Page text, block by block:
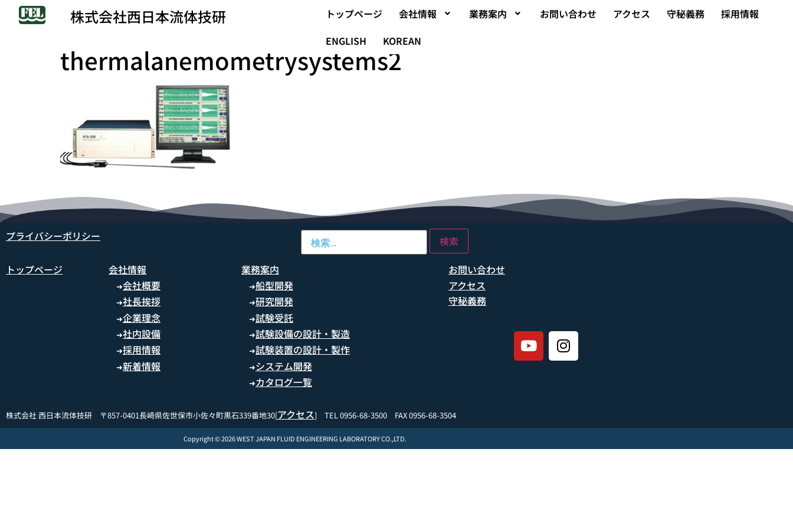
トップページ 会社情報 業務案内 お問い合わせ アクセス 守秘義務
採用情報
ENGLISH
KOREAN
株式会社西日本流体技研
thermalanemometrysystems2
プライバシーポリシー
トップページ 会社情報
➜会社概要
➜社長挨拶
➜企業理念
➜社内設備
➜採用情報
➜新着情報
業務案内
➜船型開発
➜研究開発
➜試験受託
➜試験設備の設計・製造
➜試験装置の設計・製作
➜システム開発
➜カタログ一覧
お問い合わせ
アクセス
守秘義務
株式会社 西日本流体技研 〒857-0401長崎県佐世保市小佐々町黒石339番地30[アクセス] TEL 0956-68-3500 FAX 0956-68-3504
Copyright © 2026 WEST JAPAN FLUID ENGINEERING LABORATORY CO.,LTD.